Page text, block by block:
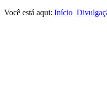
Você está aqui: Início